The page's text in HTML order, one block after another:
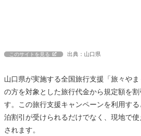
このサイトを見る 出典：山口県
山口県が実施する全国旅行支援「旅々や
の方を対象とした旅行代金から規定額を
す。この旅行支援キャンペーンを利用す
泊割引が受けられるだけでなく、現地で
されます。